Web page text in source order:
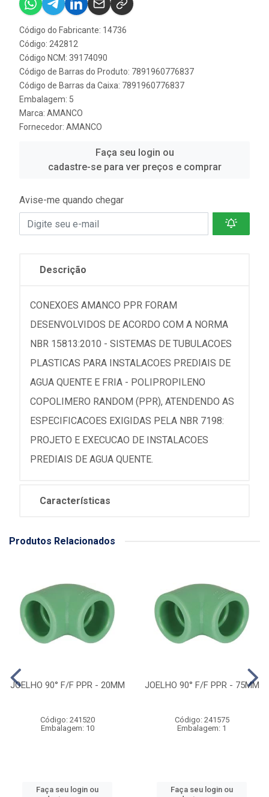
Código do Fabricante: 14736
Código: 242812
Código NCM: 39174090
Código de Barras do Produto: 7891960776837
Código de Barras da Caixa: 7891960776837
Embalagem: 5
Marca: AMANCO
Fornecedor: AMANCO
Faça seu login ou
cadastre-se para ver preços e comprar
Avise-me quando chegar
Descrição
CONEXOES AMANCO PPR FORAM
DESENVOLVIDOS DE ACORDO COM A NORMA
NBR 15813:2010 - SISTEMAS DE TUBULACOES
PLASTICAS PARA INSTALACOES PREDIAIS DE
AGUA QUENTE E FRIA - POLIPROPILENO
COPOLIMERO RANDOM (PPR), ATENDENDO AS
ESPECIFICACOES EXIGIDAS PELA NBR 7198:
PROJETO E EXECUCAO DE INSTALACOES
PREDIAIS DE AGUA QUENTE.
Características
Produtos Relacionados
JOELHO 90° F/F PPR - 20MM
Código: 241520
Embalagem: 10
Faça seu login ou
JOELHO 90° F/F PPR - 75MM
Código: 241575
Embalagem: 1
Faça seu login ou